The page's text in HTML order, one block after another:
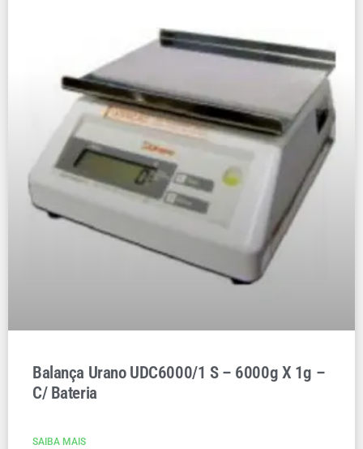
Balança Urano UDC6000/1 S – 6000g X 1g –
C/ Bateria
SAIBA MAIS